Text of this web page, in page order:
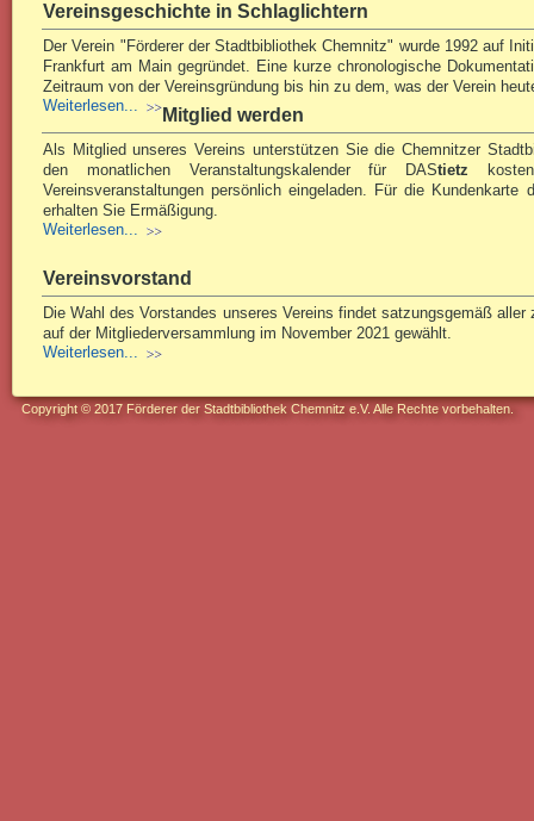
Vereinsgeschichte in Schlaglichtern
Der Verein "Förderer der Stadtbibliothek Chemnitz" wurde 1992 auf
Frankfurt am Main gegründet. Eine kurze chronologische
Zeitraum von der Vereinsgründung bis hin zu dem, was der Verein
Weiterlesen...
Mitglied werden
Als Mitglied unseres Vereins unterstützen Sie die Chemnitzer
den monatlichen Veranstaltungskalender für DAStietz
Vereinsveranstaltungen persönlich eingeladen. Für die
erhalten Sie Ermäßigung.
Weiterlesen...
Vereinsvorstand
Die Wahl des Vorstandes unseres Vereins findet satzungsgemäß
auf der Mitgliederversammlung im November 2021 gewählt.
Weiterlesen...
Copyright © 2017 Förderer der Stadtbibliothek Chemnitz e.V. Alle Rechte vorbehalten.